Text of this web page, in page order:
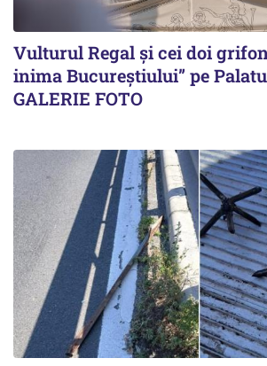
Vulturul Regal și cei doi
inima Bucureștiului” pe
GALERIE FOTO